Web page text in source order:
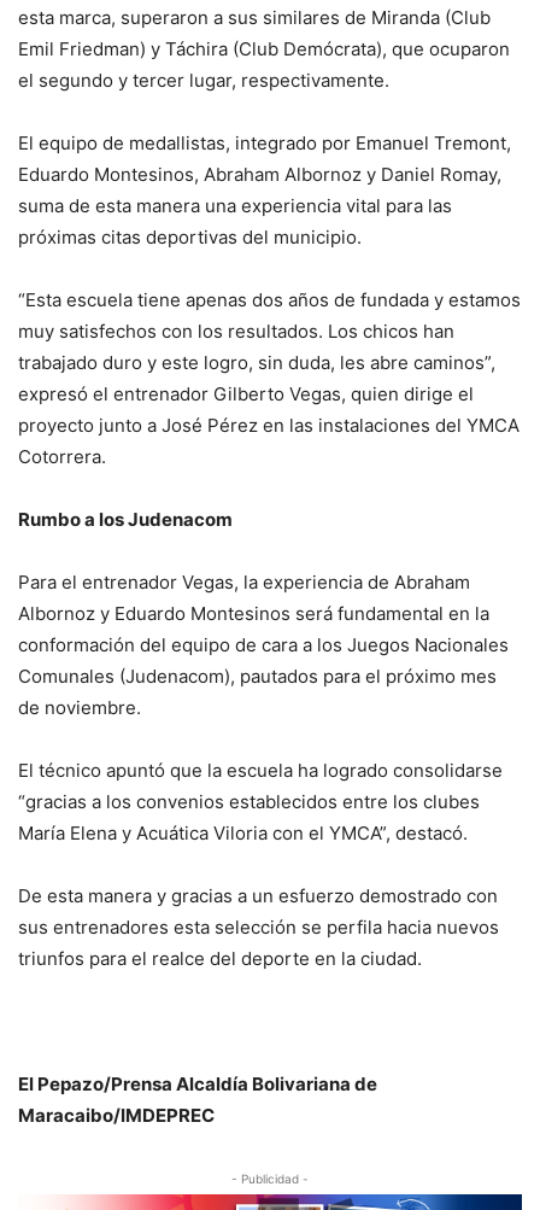
esta marca, superaron a sus similares de Miranda (Club
Emil Friedman) y Táchira (Club Demócrata), que ocuparon
el segundo y tercer lugar, respectivamente.
El equipo de medallistas, integrado por Emanuel Tremont,
Eduardo Montesinos, Abraham Albornoz y Daniel Romay,
suma de esta manera una experiencia vital para las
próximas citas deportivas del municipio.
“Esta escuela tiene apenas dos años de fundada y estamos
muy satisfechos con los resultados. Los chicos han
trabajado duro y este logro, sin duda, les abre caminos”,
expresó el entrenador Gilberto Vegas, quien dirige el
proyecto junto a José Pérez en las instalaciones del YMCA
Cotorrera.
Rumbo a los Judenacom
Para el entrenador Vegas, la experiencia de Abraham
Albornoz y Eduardo Montesinos será fundamental en la
conformación del equipo de cara a los Juegos Nacionales
Comunales (Judenacom), pautados para el próximo mes
de noviembre.
El técnico apuntó que la escuela ha logrado consolidarse
“gracias a los convenios establecidos entre los clubes
María Elena y Acuática Viloria con el YMCA”, destacó.
De esta manera y gracias a un esfuerzo demostrado con
sus entrenadores esta selección se perfila hacia nuevos
triunfos para el realce del deporte en la ciudad.
El Pepazo/Prensa Alcaldía Bolivariana de
Maracaibo/IMDEPREC
- Publicidad -